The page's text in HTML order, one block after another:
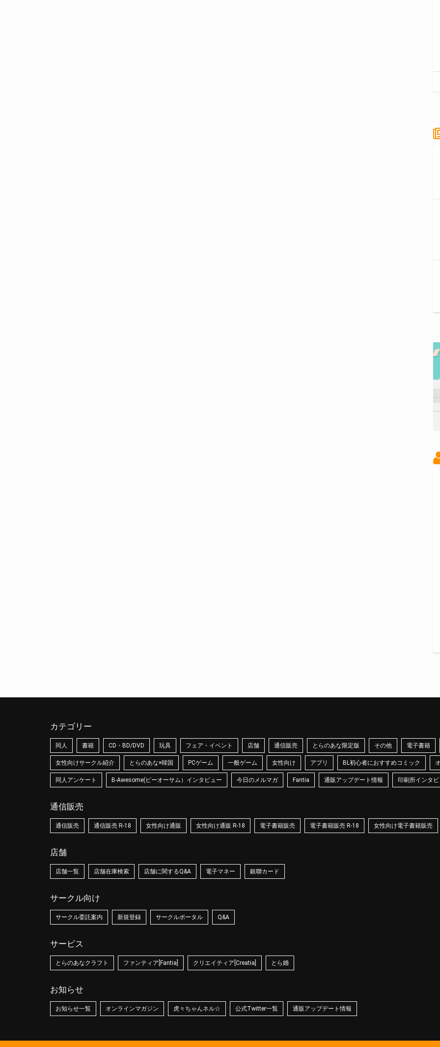
カテゴリー
同人 書籍 CD・BD/DVD 玩具 フェア・イベント 店舗 通信販売 とらのあな限定版 その他 電子書籍
女性向けサークル紹介 とらのあな×韓国 PCゲーム 一般ゲーム 女性向け アプリ BL初心者におすすめコミック
同人アンケート B-Awesome(ビーオーサム）インタビュー 今日のメルマガ Fantia 通販アップデート情報 印刷所インタ
通信販売
通信販売 通信販売 R-18 女性向け通販 女性向け通販 R-18 電子書籍販売 電子書籍販売 R-18 女性向け電子書籍販売
店舗
店舗一覧 店舗在庫検索 店舗に関するQ&A 電子マネー 銀聯カード
サークル向け
サークル委託案内 新規登録 サークルポータル Q&A
サービス
とらのあなクラフト ファンティア[Fantia] クリエイティア[Creatia] とら婚
お知らせ
お知らせ一覧 オンラインマガジン 虎々ちゃんネル☆ 公式Twitter一覧 通販アップデート情報